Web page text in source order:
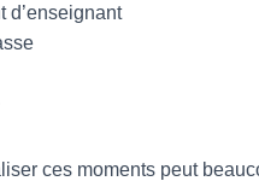
d’enseignant
ces moments peut